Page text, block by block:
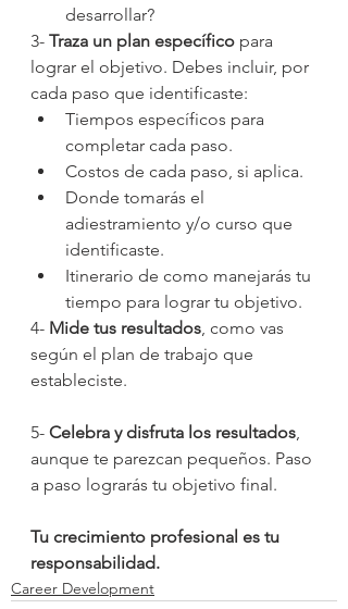
desarrollar?
3- Traza un plan específico para
lograr el objetivo. Debes incluir, por
cada paso que identificaste:
Tiempos específicos para
completar cada paso.
Costos de cada paso, si aplica.
Donde tomarás el
adiestramiento y/o curso que
identificaste.
Itinerario de como manejarás tu
tiempo para lograr tu objetivo.
4- Mide tus resultados , como vas
según el plan de trabajo que
estableciste.
5- Celebra y disfruta los resultados
aunque te parezcan pequeños. Paso
a paso lograrás tu objetivo final.
Tu crecimiento profesional es tu
responsabilidad.
Career Development